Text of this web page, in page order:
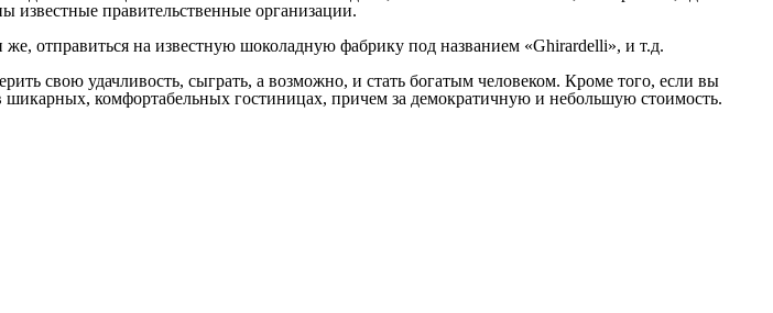
известные правительственные организации.
отправиться на известную шоколадную фабрику под названием «Ghirardelli», и т.д.
свою удачливость, сыграть, а возможно, и стать богатым человеком. Кроме того, если вы
комфортабельных гостиницах, причем за демократичную и небольшую стоимость.